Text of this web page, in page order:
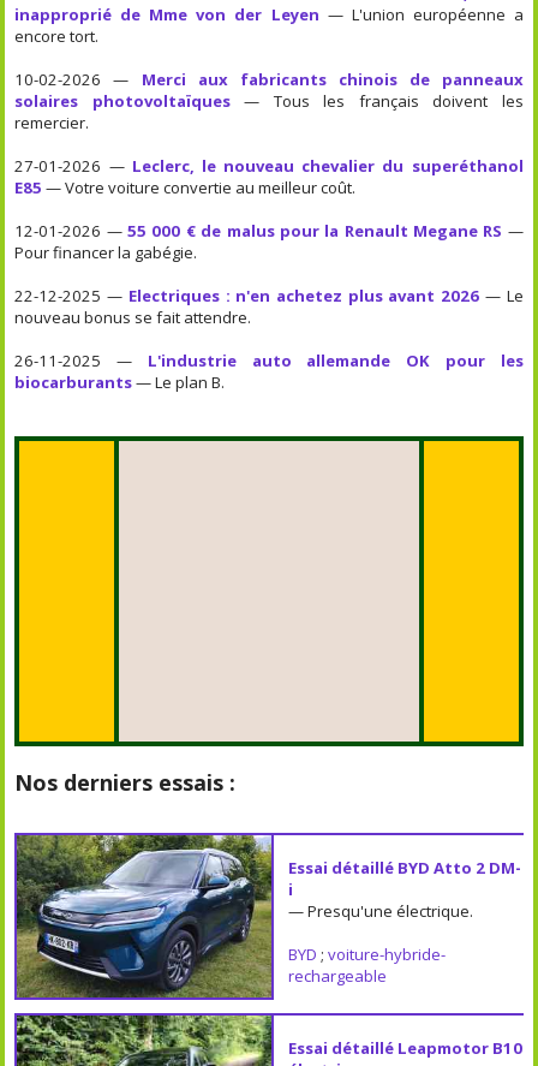
inapproprié de Mme von der Leyen — L'union européenne a
encore tort.
10-02-2026 — Merci aux fabricants chinois de panneaux
solaires photovoltaïques— Tous les français doivent les
remercier.
27-01-2026 — Leclerc, le nouveau chevalier du superéthanol
E85 — Votre voiture convertie au meilleur coût.
12-01-2026 —55 000 € de malus pour la Renault Megane RS —
Pour financer la gabégie.
22-12-2025 — Electriques : n'en achetez plus avant 2026 — Le
nouveau bonus se fait attendre.
26-11-2025 — L'industrie auto allemande OK pour les
biocarburants— Le plan B.
Nos derniers essais :
Essai détaillé BYD Atto 2 DM-
i
— Presqu'une électrique.
BYD ; voiture-hybride-
rechargeable
Essai détaillé Leapmotor B10